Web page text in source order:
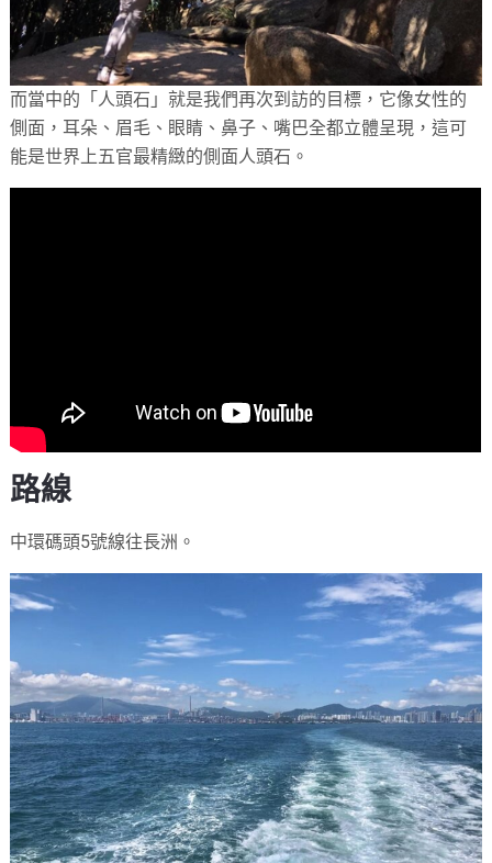
而當中的「人頭石」就是我們再次到訪的目標，它像女性的
側面，耳朵、眉毛、眼睛、鼻子、嘴巴全都立體呈現，這可
能是世界上五官最精緻的側面人頭石。
路線
中環碼頭5號線往長洲。